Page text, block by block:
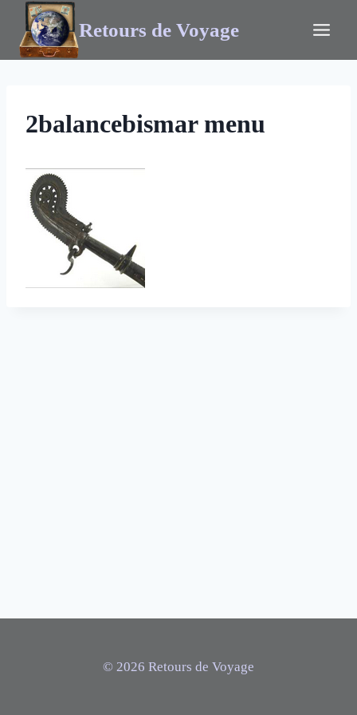
Retours de Voyage
2balancebismar menu
© 2026 Retours de Voyage